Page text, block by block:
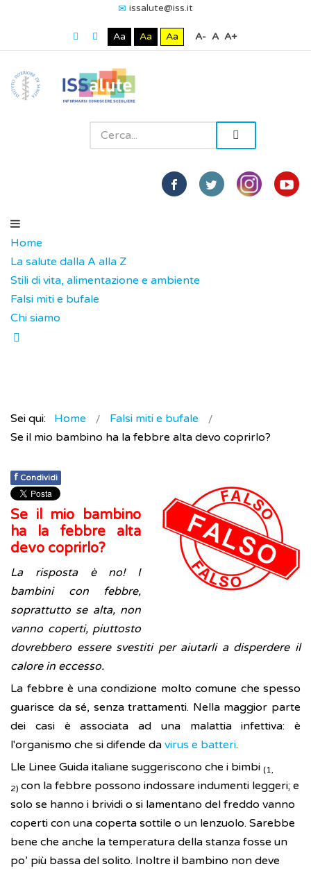
issalute@iss.it
Aa Aa Aa A- A A+
Home
La salute dalla A alla Z
Stili di vita, alimentazione e ambiente
Falsi miti e bufale
Chi siamo
Sei qui: Home
Falsi miti e bufale
Se il mio bambino ha la febbre alta devo coprirlo?
f Condividi
Se il mio bambino
ha la febbre alta
devo coprirlo?
La risposta è no! I
bambini con febbre,
soprattutto se alta, non
vanno coperti, piuttosto
dovrebbero essere svestiti per aiutarli a disperdere il
calore in eccesso.
La febbre è una condizione molto comune che spesso
guarisce da sé, senza trattamenti. Nella maggior parte
dei casi è associata ad una malattia infettiva: è
l'organismo che si difende da virus e batteri.
Lle Linee Guida italiane suggeriscono che i bimbi (1,
2) con la febbre possono indossare indumenti leggeri; e
solo se hanno i brividi o si lamentano del freddo vanno
coperti con una coperta sottile o un lenzuolo. Sarebbe
bene che anche la temperatura della stanza fosse un
po’ più bassa del solito. Inoltre il bambino non deve